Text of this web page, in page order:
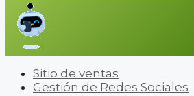
Sitio de ventas
Gestión de Redes Sociales